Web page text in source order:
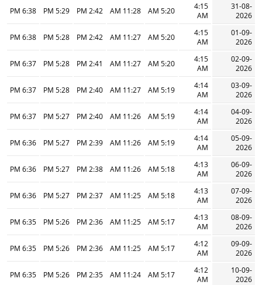
31-08-
2026
4:15
AM
5:20 AM
11:28 AM
2:42 PM
5:29 PM
6:38 PM
01-09-
2026
4:15
AM
5:20 AM
11:27 AM
2:42 PM
5:28 PM
6:38 PM
02-09-
2026
4:15
AM
5:20 AM
11:27 AM
2:41 PM
5:28 PM
6:37 PM
03-09-
2026
4:14
AM
5:19 AM
11:27 AM
2:40 PM
5:28 PM
6:37 PM
04-09-
2026
4:14
AM
5:19 AM
11:26 AM
2:40 PM
5:27 PM
6:37 PM
05-09-
2026
4:14
AM
5:19 AM
11:26 AM
2:39 PM
5:27 PM
6:36 PM
06-09-
2026
4:13
AM
5:18 AM
11:26 AM
2:38 PM
5:27 PM
6:36 PM
07-09-
2026
4:13
AM
5:18 AM
11:25 AM
2:37 PM
5:27 PM
6:36 PM
08-09-
2026
4:13
AM
5:17 AM
11:25 AM
2:36 PM
5:26 PM
6:35 PM
09-09-
2026
4:12
AM
5:17 AM
11:25 AM
2:36 PM
5:26 PM
6:35 PM
10-09-
2026
4:12
AM
5:17 AM
11:24 AM
2:35 PM
5:26 PM
6:35 PM